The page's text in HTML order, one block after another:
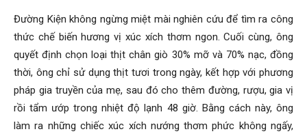
Đường Kiện không ngừng miệt mài nghiên cứu để tìm ra công
thức chế biến hương vị xúc xích thơm ngon. Cuối cùng, ông
quyết định chọn loại thịt chân giò 30% mỡ và 70% nạc, đồng
thời, ông chỉ sử dụng thịt tươi trong ngày, kết hợp với phương
pháp gia truyền của mẹ, sau đó cho thêm đường, rượu, gia vị
rồi tẩm ướp trong nhiệt độ lạnh 48 giờ. Bằng cách này, ông
làm ra những chiếc xúc xích nướng thơm phức không ngấy,